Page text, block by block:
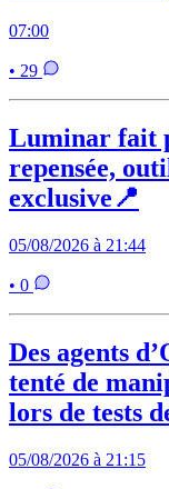
07:00
• 29
Luminar fait
repensée,
exclusive📍
05/08/2026 à 21:44
• 0
Des agents
tenté de
lors de tests
05/08/2026 à 21:15